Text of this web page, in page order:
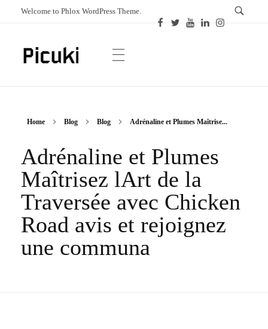
Welcome to Phlox WordPress Theme.
Home Blog Blog Adrénaline et Plumes Maîtrise...
Adrénaline et Plumes
Maîtrisez lArt de la
Traversée avec Chicken
Road avis et rejoignez
une communa